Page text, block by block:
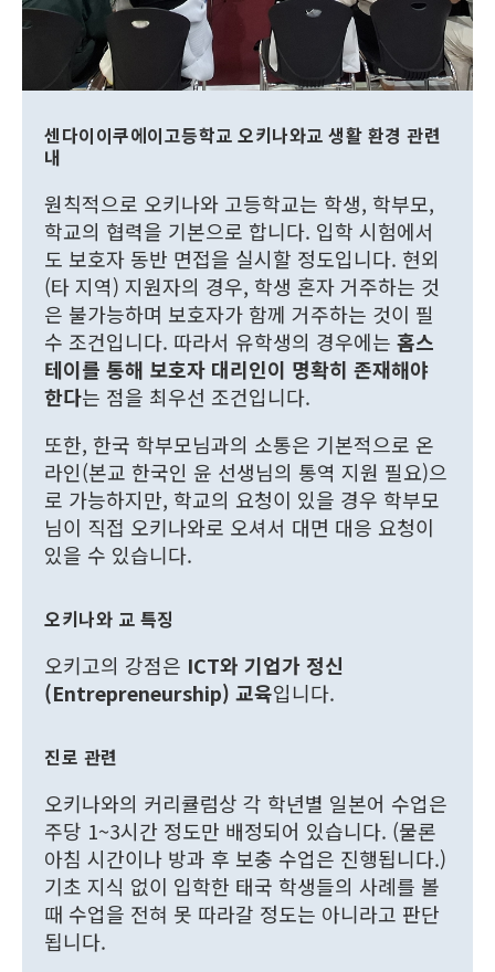
센다이이쿠에이고등학교 오키나와교 생활 환경 관련
내
원칙적으로 오키나와 고등학교는 학생, 학부모,
학교의 협력을 기본으로 합니다. 입학 시험에서
도 보호자 동반 면접을 실시할 정도입니다. 현외
(타 지역) 지원자의 경우, 학생 혼자 거주하는 것
은 불가능하며 보호자가 함께 거주하는 것이 필
수 조건입니다. 따라서 유학생의 경우에는 홈스
테이를 통해 보호자 대리인이 명확히 존재해야
한다는 점을 최우선 조건입니다.
또한, 한국 학부모님과의 소통은 기본적으로 온
라인(본교 한국인 윤 선생님의 통역 지원 필요)으
로 가능하지만, 학교의 요청이 있을 경우 학부모
님이 직접 오키나와로 오셔서 대면 대응 요청이
있을 수 있습니다.
오키나와 교 특징
오키고의 강점은 ICT와 기업가 정신
(Entrepreneurship) 교육입니다.
진로 관련
오키나와의 커리큘럼상 각 학년별 일본어 수업은
주당 1~3시간 정도만 배정되어 있습니다. (물론
아침 시간이나 방과 후 보충 수업은 진행됩니다.)
기초 지식 없이 입학한 태국 학생들의 사례를 볼
때 수업을 전혀 못 따라갈 정도는 아니라고 판단
됩니다.